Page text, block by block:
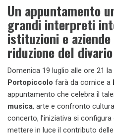
Un appuntamento
grandi interpreti
istituzioni e
riduzione del
Domenica 19 luglio alle ore 21
Portopiccolo farà da cornice a
appuntamento che celebra il
musica, arte e confronto
concerto, l’iniziativa si
mettere in luce il contributo